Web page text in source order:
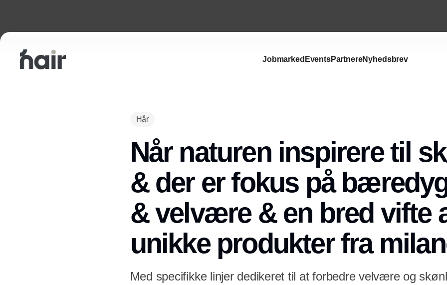
Jobmarked EventsPartnereNyhedsbrev
Hår
Når naturen inspirere til
& der er fokus på
& velvære & en bred vifte
unikke produkter fra
Med specifikke linjer dedikeret til at forbedre velvære og